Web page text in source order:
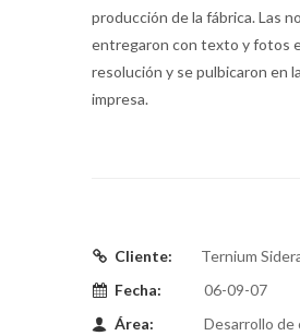
producción de la fábrica. Las
entregaron con texto y fotos
resolución y se pulbicaron en
impresa.
Cliente:
Ternium
Fecha:
06-09-07
Área:
Desarrollo de